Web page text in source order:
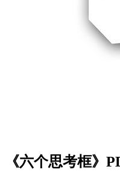
《六个思考框》